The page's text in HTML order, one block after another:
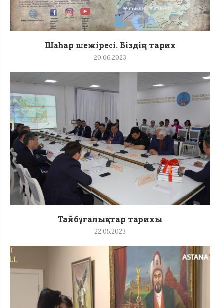
Шаһар шежіресі. Біздің тарих
20.06.2023
Тайбұғалықтар тарихы
22.05.2023